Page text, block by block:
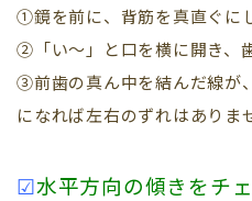
①鏡を前に、背筋を真直ぐに
②「い～」と口を横に開き、
③前歯の真ん中を結んだ線が
になれば左右のずれはありま
☑水平方向の傾きをチ